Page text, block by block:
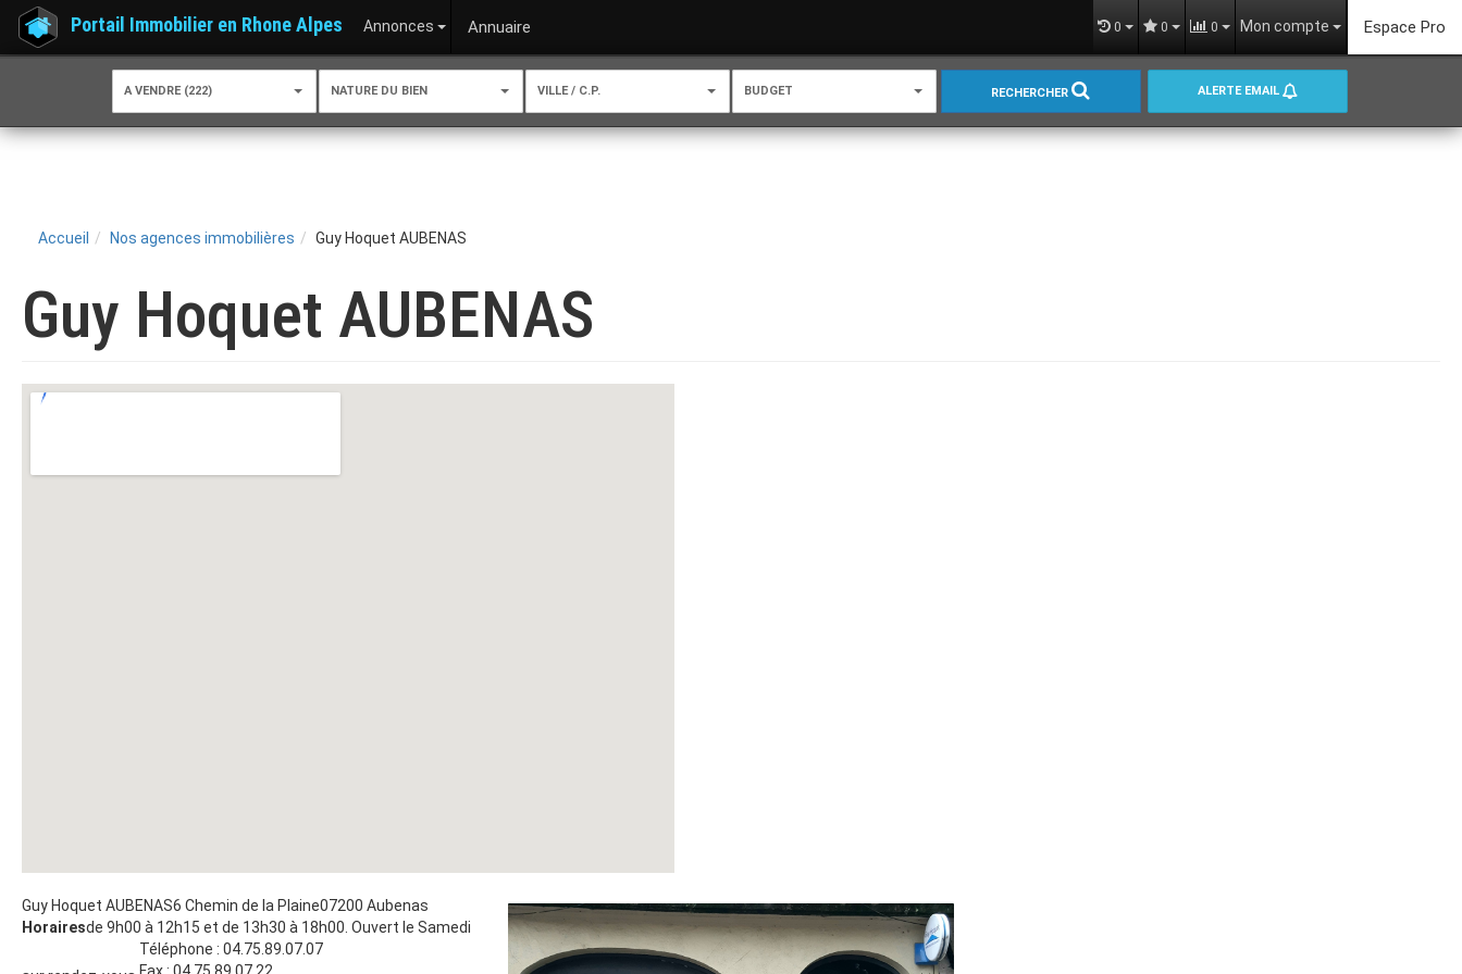
Portail Immobilier en Rhone Alpes Annonces Annuaire 0 0 0 Mon compte Espace Pro
A VENDRE (222) NATURE DU BIEN VILLE / C.P. BUDGET RECHERCHER ALERTE EMAIL
Accueil Nos agences immobilières Guy Hoquet AUBENAS
Guy Hoquet AUBENAS
Guy Hoquet AUBENAS6 Chemin de la Plaine07200 Aubenas
Horairesde 9h00 à 12h15 et de 13h30 à 18h00. Ouvert le Samedi
Téléphone : 04.75.89.07.07